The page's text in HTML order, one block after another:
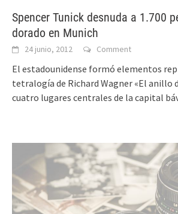
Spencer Tunick desnuda a 1.700
dorado en Munich
24 junio, 2012 Comment
El estadounidense formó elementos
tetralogía de Richard Wagner «El anillo
cuatro lugares centrales de la capital